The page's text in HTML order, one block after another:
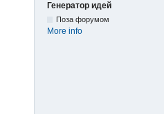
Генератор идей
Поза форумом
More info